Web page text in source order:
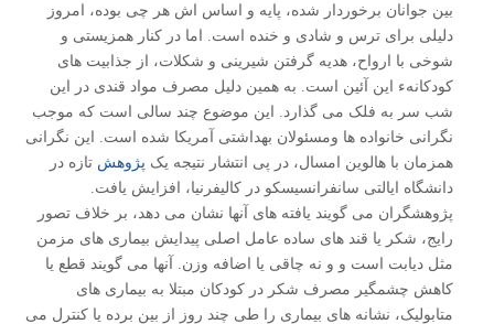
بین جوانان برخوردار شده، پایه و اساس اش هر چی بوده، امروز
دلیلی برای ترس و شادی و خنده است. اما در کنار همزیستی و
شوخی با ارواح، هدیه گرفتن شیرینی و شکلات، از جذابیت های
کودکانهء این آئین است. به همین دلیل مصرف مواد قندی در این
شب سر به فلک می گذارد. این موضوع چند سالی است که موجب
نگرانی خانواده ها ومسئولان بهداشتی آمریکا شده است. این نگرانی
همزمان با هالوین امسال، در پی انتشار نتیجه یک پژوهش تازه در
دانشگاه ایالتی سانفرانسیسکو در کالیفرنیا، افزایش یافت.
پژوهشگران می گویند یافته های آنها نشان می دهد، بر خلاف تصور
رایج، شکر یا قند های ساده عامل اصلی پیدایش بیماری های مزمن
مثل دیابت است و و نه چاقی یا اضافه وزن. آنها می گویند قطع یا
کاهش چشمگیر مصرف شکر در کودکان مبتلا به بیماری های
متابولیک، نشانه های بیماری را طی چند روز از بین برده یا کنترل می